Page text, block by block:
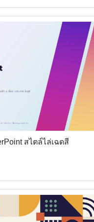
สไตล์ไล่เฉดสี